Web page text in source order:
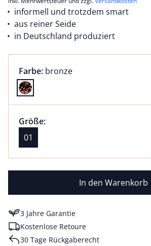
informell und trotzdem smart
aus reiner Seide
in Deutschland produziert
Farbauswahl:
Farbe: aktuell ausgewählt:
bronze
Farbe bronze ausgewählt
Größenauswahl:
Größe:
Größe 01 ausgewählt
01
In den Warenkorb
3 Jahre Garantie
Kostenlose Retoure
30 Tage Rückgaberecht